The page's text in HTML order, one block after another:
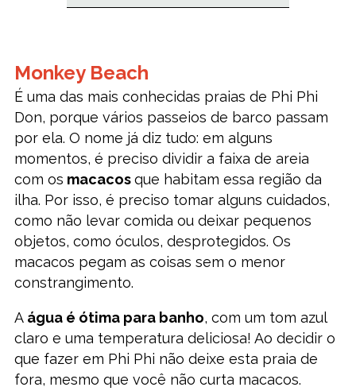
Monkey Beach
É uma das mais conhecidas praias de Phi Phi
Don, porque vários passeios de barco passam
por ela. O nome já diz tudo: em alguns
momentos, é preciso dividir a faixa de areia
com os macacosque habitam essa região da
ilha. Por isso, é preciso tomar alguns cuidados,
como não levar comida ou deixar pequenos
objetos, como óculos, desprotegidos. Os
macacos pegam as coisas sem o menor
constrangimento.
A água é ótima para banho, com um tom azul
claro e uma temperatura deliciosa! Ao decidir o
que fazer em Phi Phi não deixe esta praia de
fora, mesmo que você não curta macacos.